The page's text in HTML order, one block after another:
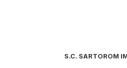
S.C. SARTOROM